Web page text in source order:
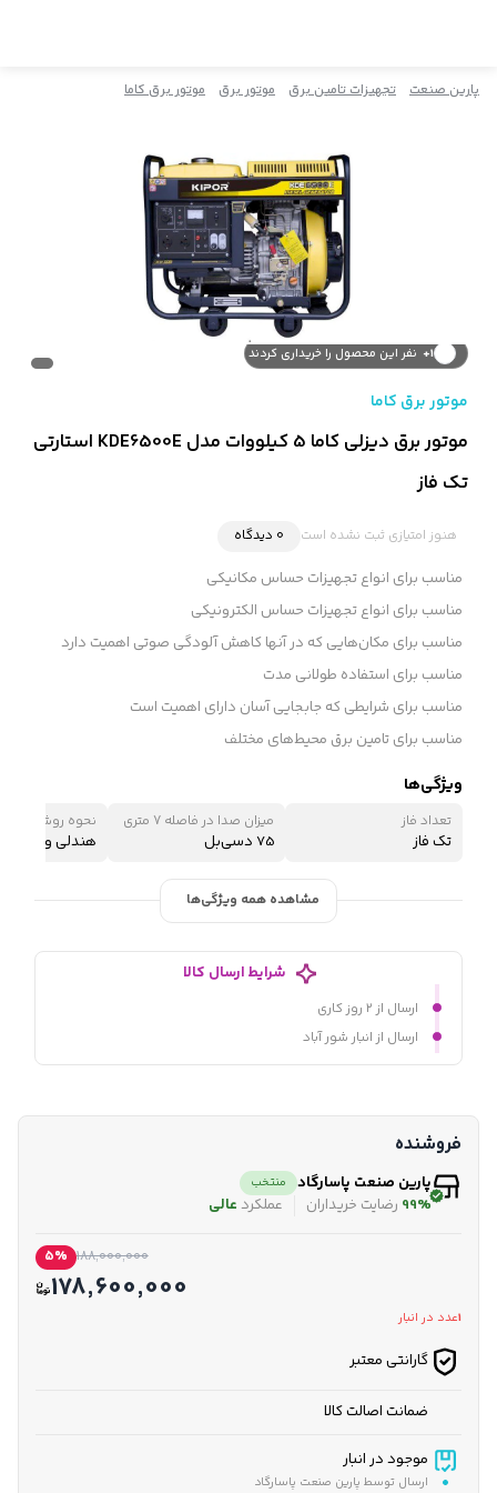
پارین صنعت تجهیزات تامین برق موتور برق موتور برق کاما
نفر این کالا را مشاهده کردند
1+
نفر این محصول را خریداری کردند
موتور برق کاما
موتور برق دیزلی کاما 5 کیلووات مدل KDE6500E استارتی
تک فاز
هنوز امتیازی ثبت نشده است 0 دیدگاه
مناسب برای انواع تجهیزات حساس مکانیکی
مناسب برای انواع تجهیزات حساس الکترونیکی
مناسب برای مکان‌هایی که در آنها کاهش آلودگی صوتی اهمیت دارد
مناسب برای استفاده طولانی مدت
مناسب برای شرایطی که جابجایی آسان دارای اهمیت است
مناسب برای تامین برق محیط‌های مختلف
ویژگی‌ها
تعداد فاز
تک فاز
میزان صدا در فاصله 7 متری
75 دسی‌بل
نحوه روشن شدن
هندلی و
مشاهده همه ویژگی‌ها
شرایط ارسال کالا
ارسال از ۲ روز کاری
ارسال از انبار شور آباد
فروشنده
پارین صنعت پاسارگاد منتخب
99% رضایت خریداران عملکرد عالی
188,000,000
5%
178,600,000
1عدد در انبار
گارانتی معتبر
ضمانت اصالت کالا
موجود در انبار
ارسال توسط پارین صنعت پاسارگاد